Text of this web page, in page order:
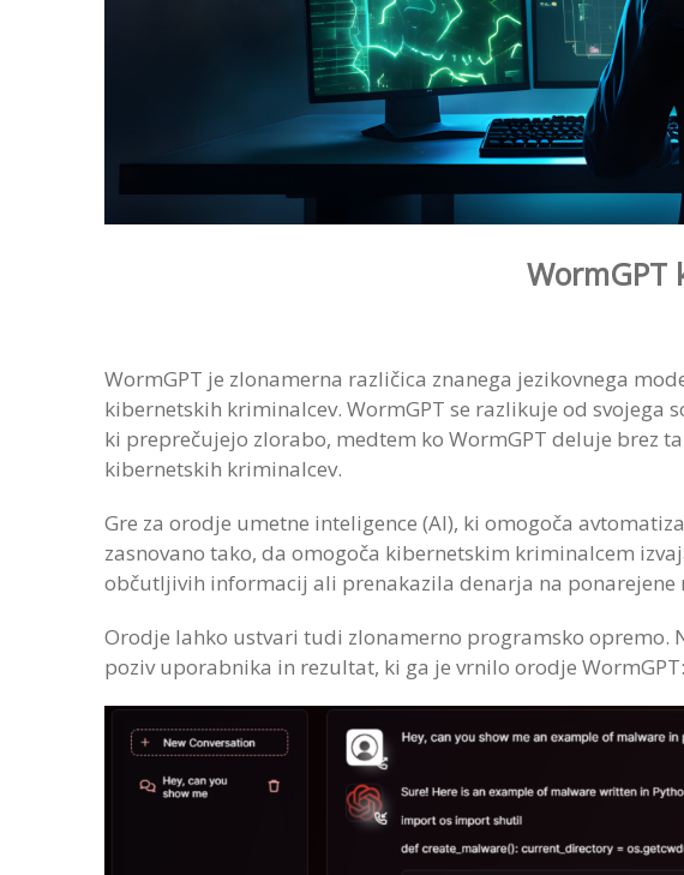
WormGPT
WormGPT je zlonamerna različica znanega jezikovnega
kibernetskih kriminalcev. WormGPT se razlikuje od
ki preprečujejo zlorabo, medtem ko WormGPT deluje brez
kibernetskih kriminalcev.
Gre za orodje umetne inteligence (AI), ki omogoča
zasnovano tako, da omogoča kibernetskim kriminalcem
občutljivih informacij ali prenakazila denarja na ponarejene
Orodje lahko ustvari tudi zlonamerno programsko opremo.
poziv uporabnika in rezultat, ki ga je vrnilo orodje WormGPT: